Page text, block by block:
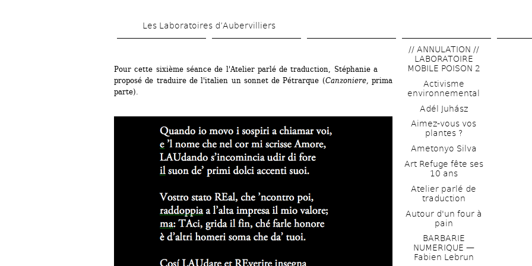
contenu
Les Laboratoires d’Aubervilliers
Pour cette sixième séance de l'Atelier parlé de traduction, Stéphanie a
proposé de traduire de l'italien un sonnet de Pétrarque (Canzoniere, prima
parte).
// ANNULATION //
LABORATOIRE
MOBILE POISON 2
Activisme
environnemental
Adél Juhász
Aimez-vous vos
plantes ?
Ametonyo Silva
Art Refuge fête ses
10 ans
Atelier parlé de
traduction
Autour d'un four à
pain
BARBARIE
NUMERIQUE —
Fabien Lebrun